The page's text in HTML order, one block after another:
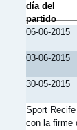
día del
partido
06-06-2015
03-06-2015
30-05-2015
Sport
con la firme